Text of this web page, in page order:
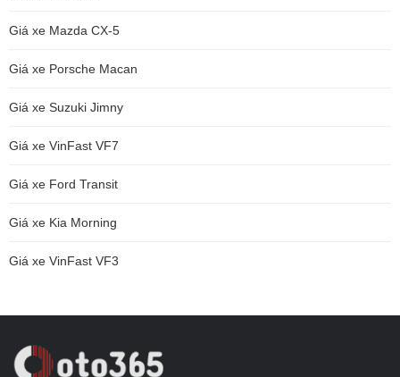
Giá xe Mazda CX-5
Giá xe Porsche Macan
Giá xe Suzuki Jimny
Giá xe VinFast VF7
Giá xe Ford Transit
Giá xe Kia Morning
Giá xe VinFast VF3